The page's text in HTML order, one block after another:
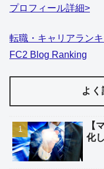
プロフィール詳細>
転職・キャリアラン
FC2 Blog Ranking
よ
【
化